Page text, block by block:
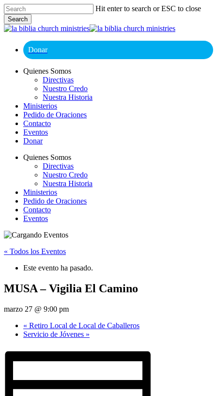
Skip
to
main
content
Hit enter to search or ESC to close
Search
Close
Donar
Menu
Quienes Somos
Directivas
Nuestro Credo
Nuestra Historia
Ministerios
Pedido de Oraciones
Contacto
Eventos
Donar
Quienes Somos
Directivas
Nuestro Credo
Nuestra Historia
Ministerios
Pedido de Oraciones
Contacto
Eventos
« Todos los Eventos
Este evento ha pasado.
MUSA – Vigilia El Camino
marzo 27 @ 9:00 pm
« Retiro Local de Local de Caballeros
Servicio de Jóvenes »